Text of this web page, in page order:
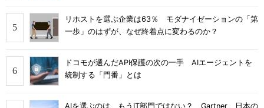
リホストを選ぶ企業は63％ モダナイゼーションの「第
一歩」のはずが、なぜ終着点に変わるのか？
ドコモが選んだAPI保護の次の一手 AIエージェントを
統制する「門番」とは
AIを選ぶのは、もうIT部門ではない？ Gartner、日本の